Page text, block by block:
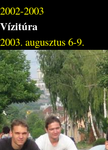
2002-2003
Vízitúra
2003. augusztus 6-9.